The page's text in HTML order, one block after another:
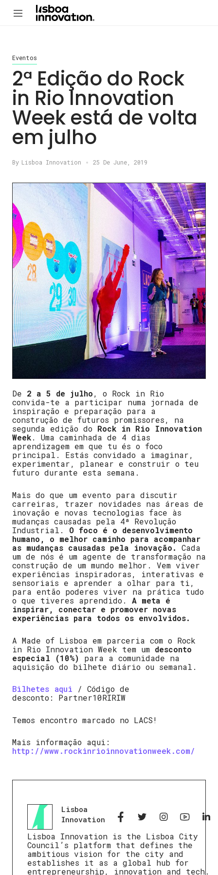
Eventos
2ª Edição do Rock
in Rio Innovation
Week está de volta
em julho
By Lisboa Innovation 25 De June, 2019
De 2 a 5 de julho, o Rock in Rio
convida-te a participar numa jornada de
inspiração e preparação para a
construção de futuros promissores, na
segunda edição do Rock in Rio Innovation
Week. Uma caminhada de 4 dias
aprendizagem em que tu és o foco
principal. Estás convidado a imaginar,
experimentar, planear e construir o teu
futuro durante esta semana.
Mais do que um evento para discutir
carreiras, trazer novidades nas áreas de
inovação e novas tecnologias face às
mudanças causadas pela 4ª Revolução
Industrial. O foco é o desenvolvimento
humano, o melhor caminho para acompanhar
as mudanças causadas pela inovação.
Cada
um de nós é um agente de transformação na
construção de um mundo melhor. Vem viver
experiências inspiradoras, interativas e
sensoriais e aprender a olhar para ti,
para então poderes viver na prática tudo
o que tiveres aprendido. A meta é
inspirar, conectar e promover novas
experiências para todos os envolvidos.
A Made of Lisboa em parceria com o Rock
in Rio Innovation Week tem um desconto
especial (10%) para a comunidade na
aquisição do bilhete diário ou semanal.
Bilhetes aqui / Código de
desconto: Partner10RIRIW
Temos encontro marcado no LACS!
Mais informação aqui:
http://www.rockinrioinnovationweek.com/
Lisboa
Innovation
Lisboa Innovation is the Lisboa City
Council’s platform that defines the
ambitious vision for the city and
establishes it as a global hub for
entrepreneurship, innovation and tech.